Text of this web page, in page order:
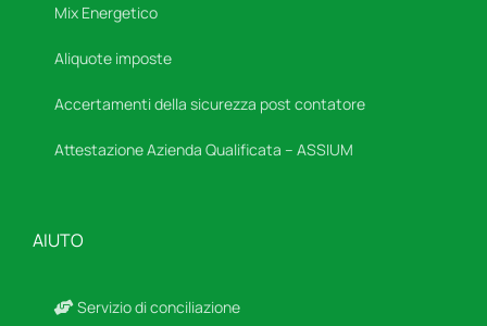
Mix Energetico
Aliquote imposte
Accertamenti della sicurezza post contatore
Attestazione Azienda Qualificata – ASSIUM
AIUTO
Servizio di conciliazione